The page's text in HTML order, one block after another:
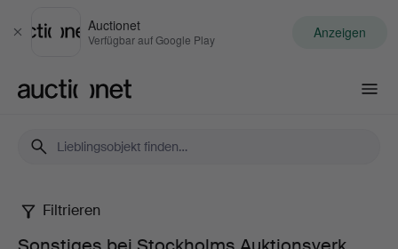
Schließen
Auctionet
Verfügbar auf Google Play Anzeigen
Sonstiges
Filtrieren